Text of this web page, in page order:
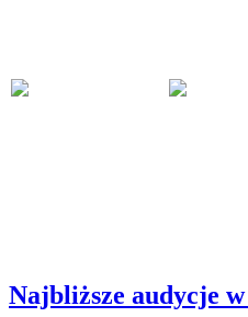
Najbliższe audycje